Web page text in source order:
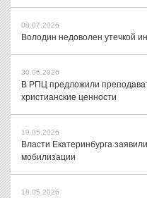
08.07.2026
Володин недоволен утечкой
30.06.2026
В РПЦ предложили
христианские ценности
19.05.2026
Власти Екатеринбурга
мобилизации
18.05.2026